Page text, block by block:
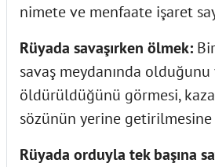
nimete ve menfaate işaret
Rüyada savaşırken ölmek:
savaş meydanında
öldürüldüğünü görmesi,
sözünün yerine
Rüyada orduyla tek başına